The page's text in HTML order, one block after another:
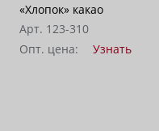
«Хлопок» какао
Арт. 123-310
Опт. цена:
Узнать